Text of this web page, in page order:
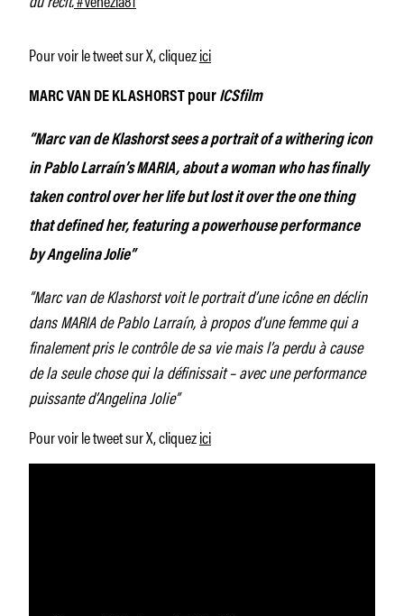
Pour voir le tweet sur X, cliquezici
MARC VAN DE KLASHORST pour ICSfilm
“Marc van de Klashorst sees a portrait of a withering icon
in Pablo Larraín’s MARIA, about a woman who has finally
taken control over her life but lost it over the one thing
that defined her, featuring a powerhouse performance
by Angelina Jolie”
“Marc van de Klashorst voit le portrait d’une icône en déclin
dans MARIA de Pablo Larraín, à propos d’une femme qui a
finalement pris le contrôle de sa vie mais l’a perdu à cause
de la seule chose qui la définissait – avec une performance
puissante d’Angelina Jolie”
Pour voir le tweet sur X, cliquezici